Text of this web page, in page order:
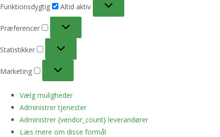
Funktionsdygtig
Altid aktiv
Præferencer
Statistikker
Marketing
Vælg muligheder
Administrer tjenester
Administrer {vendor_count} leverandører
Læs mere om disse formål